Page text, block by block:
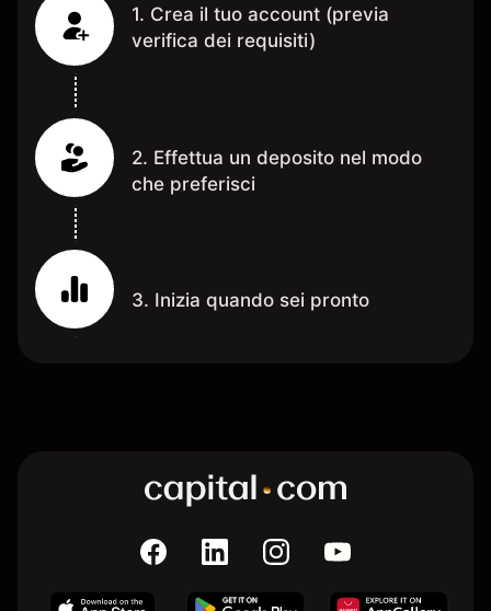
1. Crea il tuo account (previa
verifica dei requisiti)
2. Effettua un deposito nel modo
che preferisci
3. Inizia quando sei pronto